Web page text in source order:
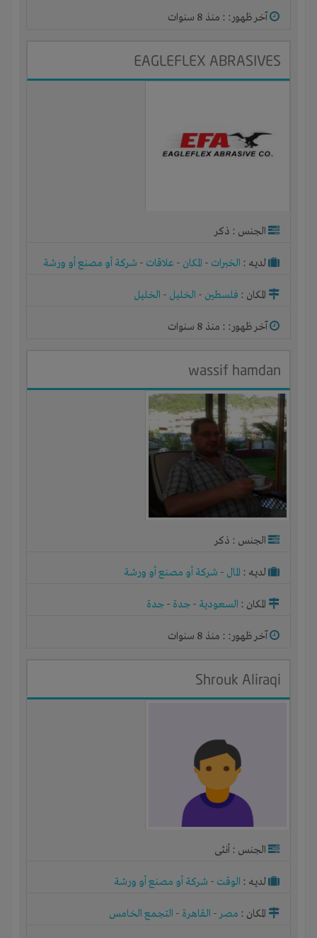
آخر ظهور: : منذ 8 سنوات
EAGLEFLEX ABRASIVES
الجنس : ذكر
لديـه : الخبرات - المكان - علاقات - شركة أو مصنع أو ورشة
المكان : فلسطين - الخليل - الخليل
آخر ظهور: : منذ 8 سنوات
wassif hamdan
الجنس : ذكر
لديـه : المال - شركة أو مصنع أو ورشة
المكان : السعودية - جدة - جدة
آخر ظهور: : منذ 8 سنوات
Shrouk Aliraqi
الجنس : أنثى
لديـه : الوقت - شركة أو مصنع أو ورشة
المكان : مصر- القاهرة - التجمع الخامس